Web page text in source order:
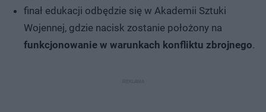
finał edukacji odbędzie się w Akademii Sztuki
Wojennej, gdzie nacisk zostanie położony na
funkcjonowanie w warunkach konfliktu zbrojnego.